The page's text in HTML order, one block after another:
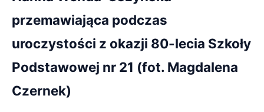
przemawiająca podczas
uroczystości z okazji 80-lecia Szkoły
Podstawowej nr 21 (fot. Magdalena
Czernek)